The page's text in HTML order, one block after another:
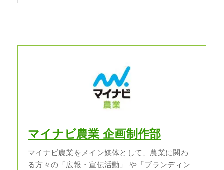
マイナビ農業 企画制作部
マイナビ農業をメイン媒体として、農業に関わ
る方々の「広報・宣伝活動」 や「ブランディン